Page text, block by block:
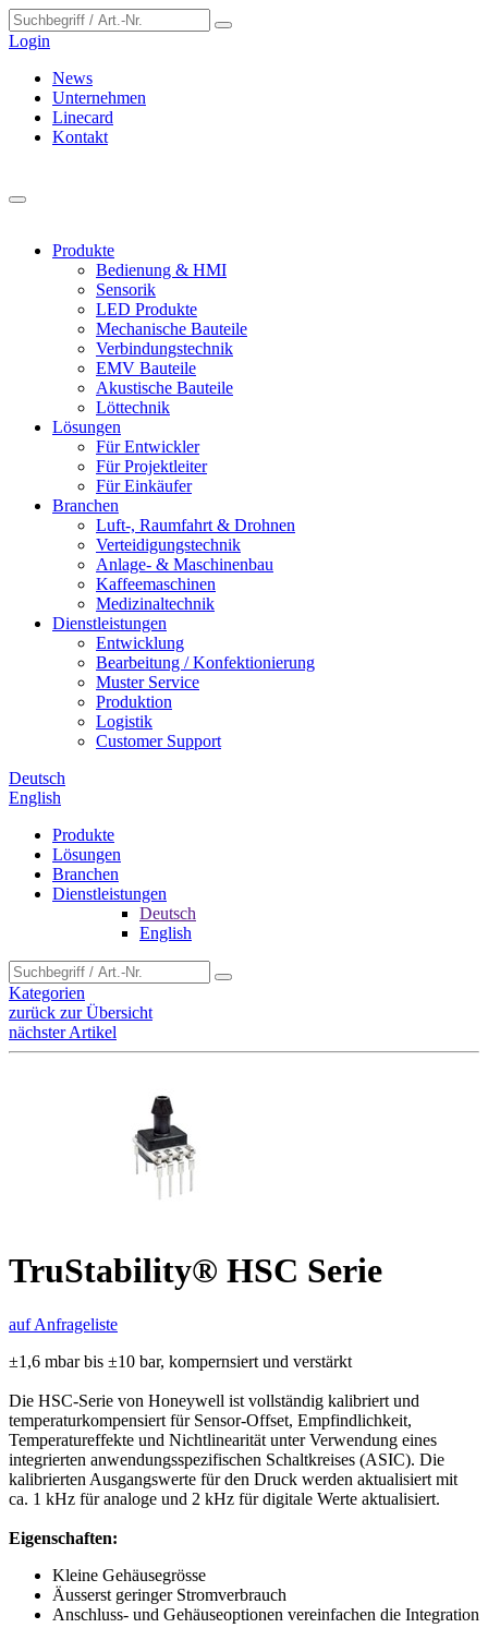
Login
News
Unternehmen
Linecard
Kontakt
Produkte
Bedienung & HMI
Sensorik
LED Produkte
Mechanische Bauteile
Verbindungstechnik
EMV Bauteile
Akustische Bauteile
Löttechnik
Lösungen
Für Entwickler
Für Projektleiter
Für Einkäufer
Branchen
Luft-, Raumfahrt & Drohnen
Verteidigungstechnik
Anlage- & Maschinenbau
Kaffeemaschinen
Medizinaltechnik
Dienstleistungen
Entwicklung
Bearbeitung / Konfektionierung
Muster Service
Produktion
Logistik
Customer Support
Deutsch
English
Produkte
Lösungen
Branchen
Dienstleistungen
Deutsch
English
Kategorien
zurück zur Übersicht
nächster Artikel
TruStability® HSC Serie
auf Anfrageliste
±1,6 mbar bis ±10 bar, kompernsiert und verstärkt
Die HSC-Serie von Honeywell ist vollständig kalibriert und
temperaturkompensiert für Sensor-Offset, Empfindlichkeit,
Temperatureffekte und Nichtlinearität unter Verwendung eines
integrierten anwendungsspezifischen Schaltkreises (ASIC). Die
kalibrierten Ausgangswerte für den Druck werden aktualisiert mit
ca. 1 kHz für analoge und 2 kHz für digitale Werte aktualisiert.
Eigenschaften:
Kleine Gehäusegrösse
Äusserst geringer Stromverbrauch
Anschluss- und Gehäuseoptionen vereinfachen die Integration
Cookie-Einstellungen